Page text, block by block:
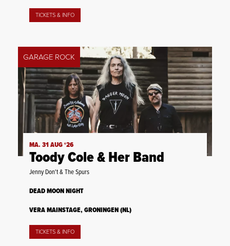
TICKETS & INFO
GARAGE ROCK
MA. 31 AUG ‘26
Toody Cole & Her Band
Jenny Don't & The Spurs
DEAD MOON NIGHT
VERA MAINSTAGE, GRONINGEN (NL)
TICKETS & INFO